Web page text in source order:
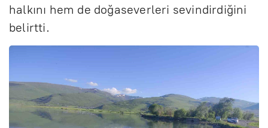
halkını hem de doğaseverleri sevindirdiğini
belirtti.